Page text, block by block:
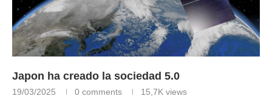
Japon ha creado la sociedad 5.0
19/03/2025 0 comments 15,7K views